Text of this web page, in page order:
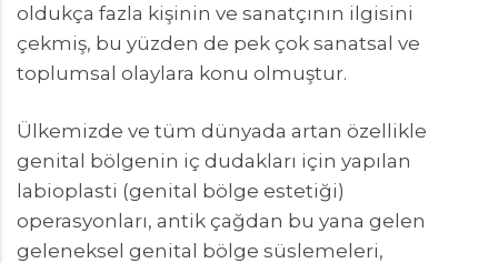
oldukça fazla kişinin ve sanatçının ilgisini
çekmiş, bu yüzden de pek çok sanatsal ve
toplumsal olaylara konu olmuştur.
Ülkemizde ve tüm dünyada artan özellikle
genital bölgenin iç dudakları için yapılan
labioplasti (genital bölge estetiği)
operasyonları, antik çağdan bu yana gelen
geleneksel genital bölge süslemeleri,